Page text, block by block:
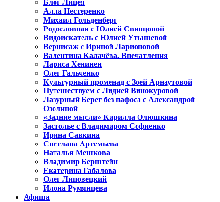
Блог Лицея
Алла Нестеренко
Михаил Гольденберг
Родословная с Юлией Свинцовой
Видоискатель с Юлией Утышевой
Вернисаж с Ириной Ларионовой
Валентина Калачёва. Впечатления
Лариса Хенинен
Олег Гальченко
Культурный променад с Зоей Арнаутовой
Путешествуем с Лидией Винокуровой
Лазурный Берег без пафоса с Александрой
Озолиной
«Задние мысли» Кирилла Олюшкина
Застолье с Владимиром Софиенко
Ирина Савкина
Светлана Артемьева
Наталья Мешкова
Владимир Берштейн
Екатерина Габалова
Олег Липовецкий
Илона Румянцева
Афиша